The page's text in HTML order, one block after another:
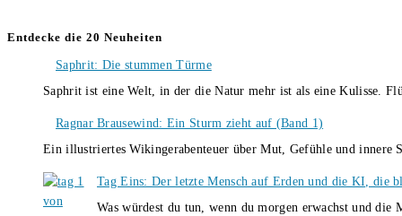
Entdecke die 20 Neuheiten
Saphrit: Die stummen Türme
Saphrit ist eine Welt, in der die Natur mehr ist als eine Kulisse.
Ragnar Brausewind: Ein Sturm zieht auf (Band 1)
Ein illustriertes Wikingerabenteuer über Mut, Gefühle und
Tag Eins: Der letzte Mensch auf Erden und die KI, die
Was würdest du tun, wenn du morgen erwachst und